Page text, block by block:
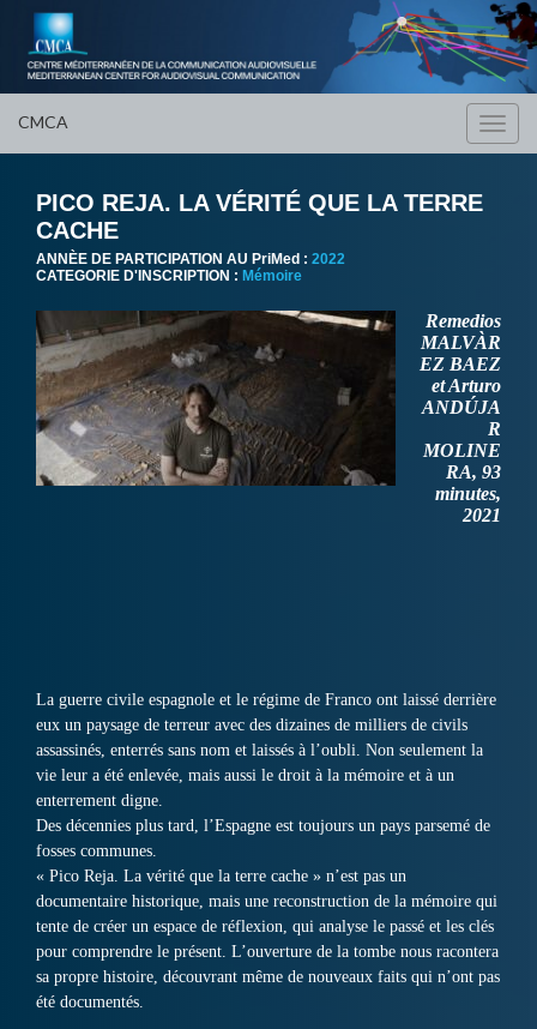
CMCA
PICO REJA. LA VÉRITÉ QUE LA TERRE
CACHE
ANNÈE DE PARTICIPATION AU PriMed : 2022
CATEGORIE D'INSCRIPTION : Mémoire
Remedios
MALVÀR
EZ BAEZ
et Arturo
ANDÚJA
R
MOLINE
RA, 93
minutes,
2021
La guerre civile espagnole et le régime de Franco ont laissé derrière
eux un paysage de terreur avec des dizaines de milliers de civils
assassinés, enterrés sans nom et laissés à l’oubli. Non seulement la
vie leur a été enlevée, mais aussi le droit à la mémoire et à un
enterrement digne.
Des décennies plus tard, l’Espagne est toujours un pays parsemé de
fosses communes.
« Pico Reja. La vérité que la terre cache » n’est pas un
documentaire historique, mais une reconstruction de la mémoire qui
tente de créer un espace de réflexion, qui analyse le passé et les clés
pour comprendre le présent. L’ouverture de la tombe nous racontera
sa propre histoire, découvrant même de nouveaux faits qui n’ont pas
été documentés.